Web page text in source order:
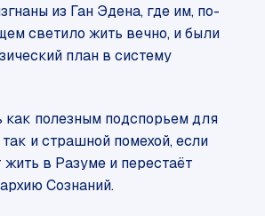
из Ган Эдена, где им, по-
светило жить вечно, и были
план в систему
как полезным подспорьем для
и страшной помехой, если
жить в Разуме и перестаёт
Сознаний.